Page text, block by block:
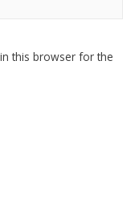
this browser for the